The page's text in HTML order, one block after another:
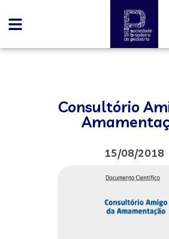
Consultório
15/08/2018